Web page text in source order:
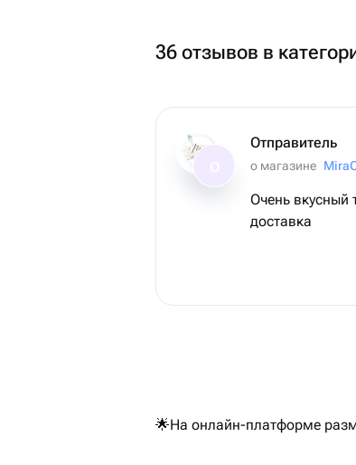
36 отзывов в
Отправитель
о магазине
Очень вкусный
доставка
🌟На онлайн-платформе